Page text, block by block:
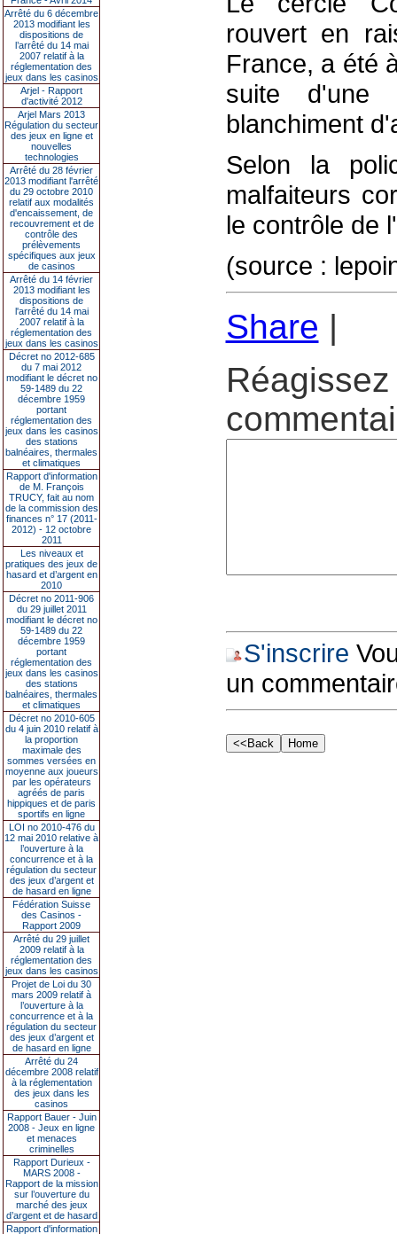
Arrêté du 6 décembre
2013 modifiant les
dispositions de
l’arrêté du 14 mai
2007 relatif à la
réglementation des
jeux dans les casinos
Arjel - Rapport
d'activité 2012
Arjel Mars 2013
Régulation du secteur
des jeux en ligne et
nouvelles
technologies
Arrêté du 28 février
2013 modifiant l'arrêté
du 29 octobre 2010
relatif aux modalités
d'encaissement, de
recouvrement et de
contrôle des
prélèvements
spécifiques aux jeux
de casinos
Arrêté du 14 février
2013 modifiant les
dispositions de
l'arrêté du 14 mai
2007 relatif à la
réglementation des
jeux dans les casinos
Décret no 2012-685
du 7 mai 2012
modifiant le décret no
59-1489 du 22
décembre 1959
portant
réglementation des
jeux dans les casinos
des stations
balnéaires, thermales
et climatiques
Rapport d'information
de M. François
TRUCY, fait au nom
de la commission des
finances n° 17 (2011-
2012) - 12 octobre
2011
Les niveaux et
pratiques des jeux de
hasard et d’argent en
2010
Décret no 2011-906
du 29 juillet 2011
modifiant le décret no
59-1489 du 22
décembre 1959
portant
réglementation des
jeux dans les casinos
des stations
balnéaires, thermales
et climatiques
Décret no 2010-605
du 4 juin 2010 relatif à
la proportion
maximale des
sommes versées en
moyenne aux joueurs
par les opérateurs
agréés de paris
hippiques et de paris
sportifs en ligne
LOI no 2010-476 du
12 mai 2010 relative à
l’ouverture à la
concurrence et à la
régulation du secteur
des jeux d’argent et
de hasard en ligne
Fédération Suisse
des Casinos -
Rapport 2009
Arrêté du 29 juillet
2009 relatif à la
réglementation des
jeux dans les casinos
Projet de Loi du 30
mars 2009 relatif à
l’ouverture à la
concurrence et à la
régulation du secteur
des jeux d’argent et
de hasard en ligne
Arrêté du 24
décembre 2008 relatif
à la réglementation
des jeux dans les
casinos
Rapport Bauer - Juin
2008 - Jeux en ligne
et menaces
criminelles
Rapport Durieux -
MARS 2008 -
Rapport de la mission
sur l’ouverture du
marché des jeux
d’argent et de hasard
Rapport d'information
rouvert en
France, a été
suite d'une
blanchiment
Selon la
malfaiteurs
le contrôle de
(source :
Share |
S'inscrire
un